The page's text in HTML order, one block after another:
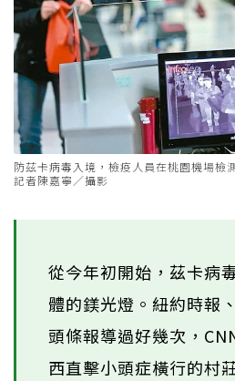
防茲卡病毒入境，檢疫人員在桃園機場檢
記者陳嘉寧／攝影
從今年初開始，茲卡病
體的鎂光燈。紐約時報
頭條報導過好幾次，
西直擊小頭症橫行的村